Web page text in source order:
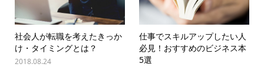
社会人が転職を考えたきっか
け・タイミングとは？
2018.08.24
仕事でスキルアップしたい人
必見！おすすめのビジネス本
5選